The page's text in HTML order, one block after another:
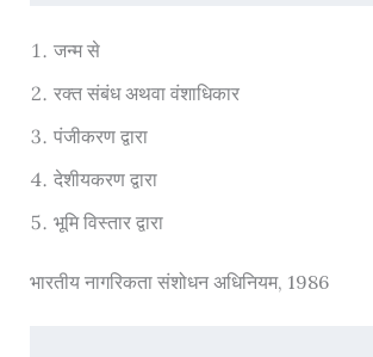
जन्म से
रक्त संबंध अथवा वंशाधिकार
पंजीकरण द्वारा
देशीयकरण द्वारा
भूमि विस्तार द्वारा
भारतीय नागरिकता संशोधन अधिनियम, 1986